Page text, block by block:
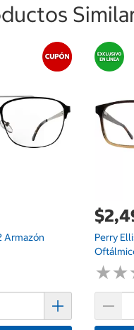
Armazón
Perry
★★
★★